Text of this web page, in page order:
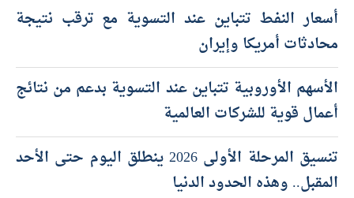
أسعار النفط تتباين عند التسوية مع ترقب نتيجة
محادثات أمريكا وإيران
الأسهم الأوروبية تتباين عند التسوية بدعم من نتائج
أعمال قوية للشركات العالمية
تنسيق المرحلة الأولى 2026 ينطلق اليوم حتى الأحد
المقبل.. وهذه الحدود الدنيا